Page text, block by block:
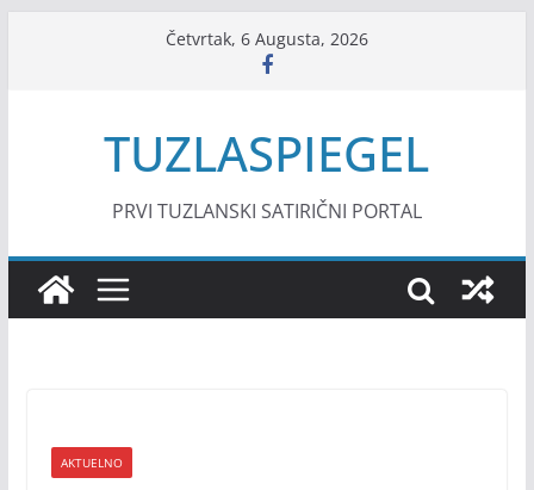
Četvrtak, 6 Augusta, 2026
TUZLASPIEGEL
PRVI TUZLANSKI SATIRIČNI PORTAL
AKTUELNO